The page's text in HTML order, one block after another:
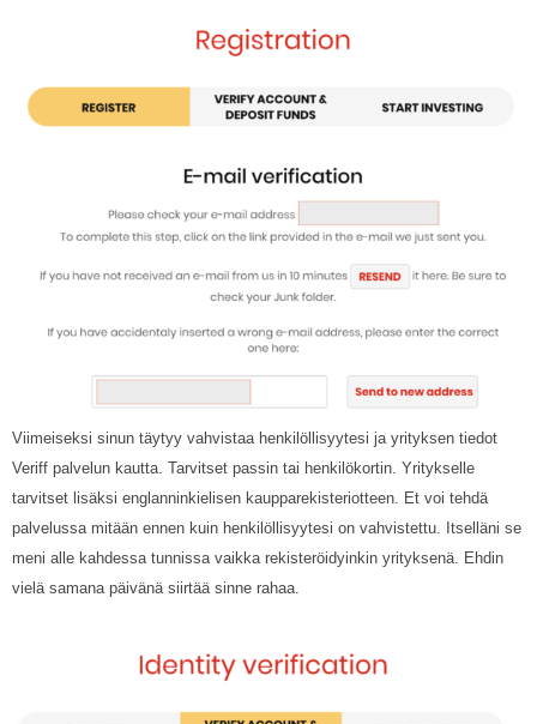
Viimeiseksi sinun täytyy vahvistaa henkilöllisyytesi ja yrityksen tiedot
Veriff palvelun kautta. Tarvitset passin tai henkilökortin. Yritykselle
tarvitset lisäksi englanninkielisen kaupparekisteriotteen. Et voi tehdä
palvelussa mitään ennen kuin henkilöllisyytesi on vahvistettu. Itselläni se
meni alle kahdessa tunnissa vaikka rekisteröidyinkin yrityksenä. Ehdin
vielä samana päivänä siirtää sinne rahaa.